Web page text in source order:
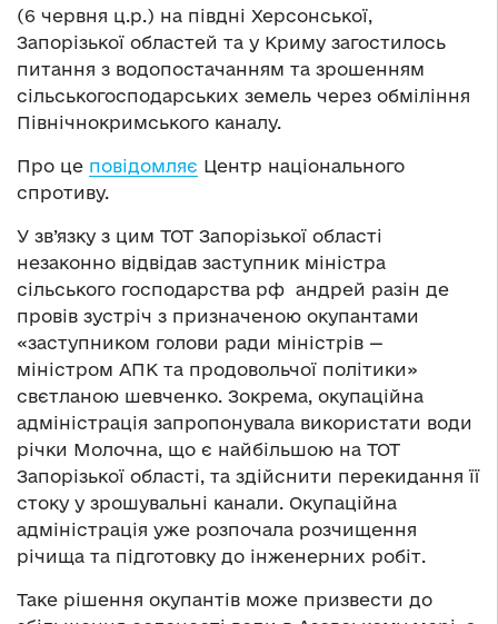
(6 червня ц.р.) на півдні Херсонської,
Запорізької областей та у Криму загостилось
питання з водопостачанням та зрошенням
сільськогосподарських земель через обміління
Північнокримського каналу.
Про це повідомляє Центр національного
спротиву.
У зв’язку з цим ТОТ Запорізької області
незаконно відвідав заступник міністра
сільського господарства рф андрей разін де
провів зустріч з призначеною окупантами
«заступником голови ради міністрів —
міністром АПК та продовольчої політики»
свєтланою шевченко. Зокрема, окупаційна
адміністрація запропонувала використати води
річки Молочна, що є найбільшою на ТОТ
Запорізької області, та здійснити перекидання її
стоку у зрошувальні канали. Окупаційна
адміністрація уже розпочала розчищення
річища та підготовку до інженерних робіт.
Таке рішення окупантів може призвести до